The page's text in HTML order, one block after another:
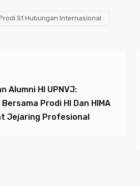
S1 Hubungan Internasional
Alumni HI UPNVJ:
Prodi HI Dan HIMA
Jejaring Profesional